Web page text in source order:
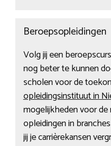
Beroepsopleidingen
Volg jij een
nog beter te kunnen
scholen voor de
opleidingsinstituut in
mogelijkheden voor
opleidingen in
jij je carrièrekansen